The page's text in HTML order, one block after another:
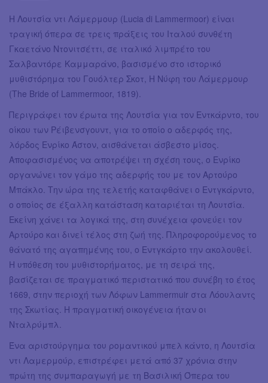
Η Λουτσία ντι Λάμερμουρ (Lucia di Lammermoor) είναι
τραγική όπερα σε τρεις πράξεις του Ιταλού συνθέτη
Γκαετάνο Ντονιτσέττι, σε ιταλικό λιμπρέτο του
Σαλβαντόρε Καμμαράνο, βασισμένο στο ιστορικό
μυθιστόρημα του Γουόλτερ Σκοτ, Η Νύφη του Λάμερμουρ
(The Bride of Lammermoor, 1819).
Περιγράφει τον έρωτα της Λουτσία για τον Εντκάρντο, του
οίκου των Ρέιβενσγουντ, για το οποίο ο αδερφός της,
λόρδος Ενρίκο Άστον, αισθάνεται άσβεστο μίσος.
Αποφασισμένος να αποτρέψει τη σχέση τους, ο Ενρίκο
οργανώνει τον γάμο της αδερφής του με τον Αρτούρο
Μπάκλο. Την ώρα της τελετής καταφθάνει ο Εντγκάρντο,
ο οποίος σε έξαλλη κατάσταση καταριέται τη Λουτσία.
Εκείνη χάνει τα λογικά της, στη συνέχεια φονεύει τον
Αρτούρο και δινεί τέλος στη ζωή της. Πληροφορούμενος το
θάνατό της αγαπημένης του, ο Εντγκάρτο την ακολουθεί.
Η υπόθεση του μυθιστορήματος, με τη σειρά της,
βασίζεται σε πραγματικό περιστατικό που συνέβη το έτος
1669, στην περιοχή των Λόφων Lammermuir στα Λόουλαντς
της Σκωτίας. Η πραγματική οικογένεια ήταν οι
Νταλρύμπλ.
Ένα αριστούργημα του ρομαντικού μπελ κάντο, η Λουτσία
ντι Λαμερμούρ, επιστρέφει μετά από 37 χρόνια στην
πρώτη της συμπαραγωγή με τη Βασιλική Όπερα του